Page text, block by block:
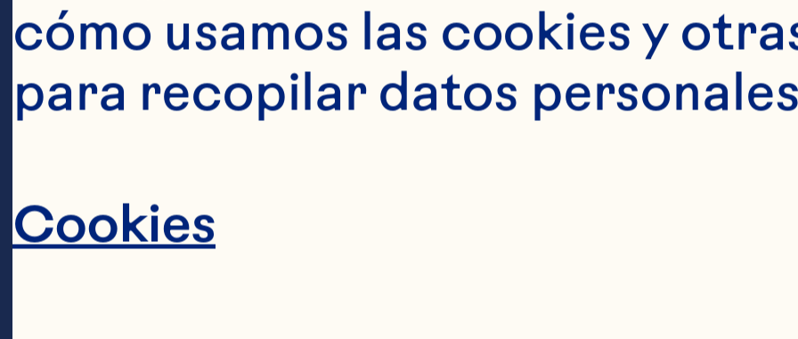
cómo usamos las cookies y
para recopilar datos
Cookies